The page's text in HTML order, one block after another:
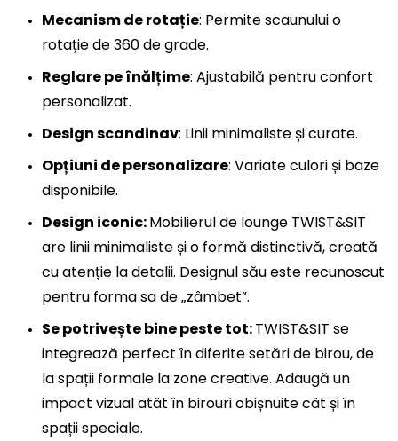
Mecanism de rotație: Permite scaunului o
rotație de 360 de grade.
Reglare pe înălțime: Ajustabilă pentru confort
personalizat.
Design scandinav: Linii minimaliste și curate.
Opțiuni de personalizare: Variate culori și baze
disponibile.
Design iconic:Mobilierul de lounge TWIST&SIT
are linii minimaliste și o formă distinctivă, creată
cu atenție la detalii. Designul său este recunoscut
pentru forma sa de „zâmbet”.
Se potrivește bine peste tot:TWIST&SIT se
integrează perfect în diferite setări de birou, de
la spații formale la zone creative. Adaugă un
impact vizual atât în birouri obișnuite cât și în
spații speciale.